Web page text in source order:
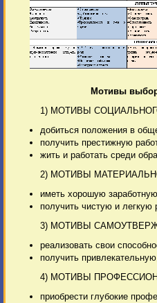
Мотивы
1) МОТИВЫ
добиться положения в
получить престижную
жить и работать среди
2) МОТИВЫ
иметь хорошую
получить чистую и легкую
3) МОТИВЫ
реализовать свои
получить
4) МОТИВЫ
приобрести глубокие